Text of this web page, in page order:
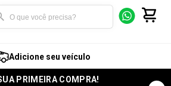
Adicione seu veículo
PRIMEIRA COMPRA!